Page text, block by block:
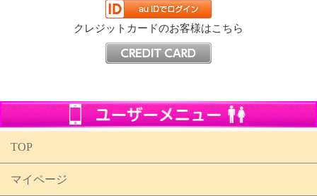
クレジットカードのお客様はこちら
TOP
マイページ